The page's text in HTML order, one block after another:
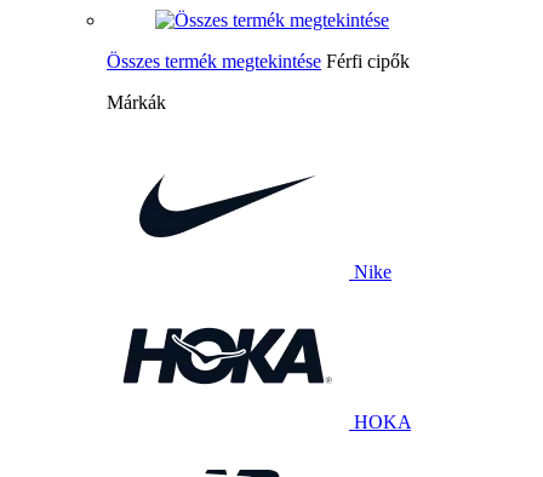
Összes termék megtekintése Férfi cipők
Márkák
Nike
HOKA